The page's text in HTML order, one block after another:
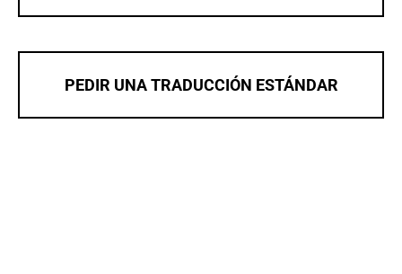
PEDIR UNA TRADUCCIÓN ESTÁNDAR